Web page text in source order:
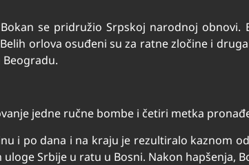
se pridružio Srpskoj narodnoj
orlova osuđeni su za ratne zločine i
Beogradu.
jedne ručne bombe i četiri metka
i po dana i na kraju je rezultiralo kaznom
Srbije u ratu u Bosni. Nakon hapšenja,